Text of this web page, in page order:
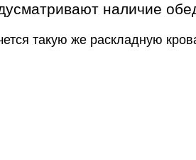
наличие